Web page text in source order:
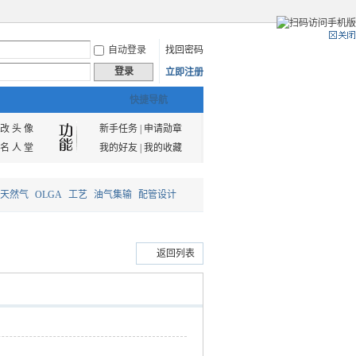
自动登录
找回密码
登录 立即注册
快捷导航
改 头 像 新手任务|
申请勋章
名 人 堂 我的好友| 我的收藏
然气 OLGA 工艺 油气集输 配管设计
返回列表